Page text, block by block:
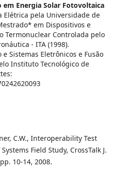
em Energia Solar Fotovoltaica
pela Universidade de
em Dispositivos e
Termonuclear Controlada pelo
- ITA (1998).
Sistemas Eletrônicos e Fusão
Instituto Tecnológico de
C.W., Interoperability Test
Field Study, CrossTalk J.
10-14, 2008.